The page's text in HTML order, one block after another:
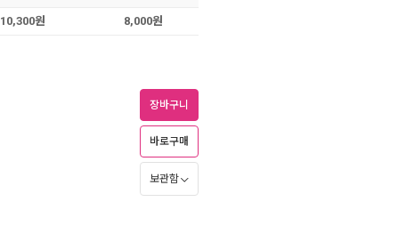
10,300원 8,000원
장바구니
바로구매
보관함